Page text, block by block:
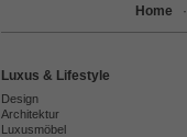
Home ·
Luxus & Lifestyle
Design
Architektur
Luxusmöbel